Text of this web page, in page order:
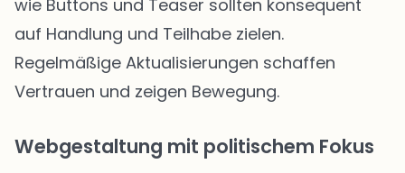
wie Buttons und Teaser sollten konsequent
auf Handlung und Teilhabe zielen.
Regelmäßige Aktualisierungen schaffen
Vertrauen und zeigen Bewegung.
Webgestaltung mit politischem Fokus